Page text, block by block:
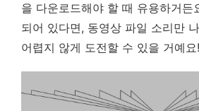
을 다운로드해야 할 때 유용하거든
되어 있다면, 동영상 파일 소리만
어렵지 않게 도전할 수 있을 거예요!